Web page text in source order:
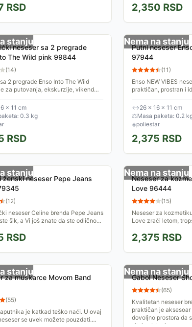
RSD 2,350 RSD
stanju
neseser sa 2 pregrade
The Wild pink 99844
(14)
2 pregrade Enso Into The Wild
za putovanja, ekskurzije, vikend
× 11 cm
0.3 kg
RSD
Nema na stanju
Putni neseser
97944
(11)
Enso NEW VIBES
praktičan, prostran i
svakodnevnu
↔26 × 16 × 11 cm
⚖Masa paketa: 0.2
◈poliestar
2,375 RSD
stanju
ženski neseser Pepe Jeans
(12)
neseser Celine brenda Pepe Jeans
šik, a Vi još znate da ste odlično
RSD
Nema na stanju
Neseser za
Love 96444
(15)
Neseser za
Love zrači letom,
taman da stane sve
2,375 RSD
stanju
za muškarce Movom Band
(55)
je katkad teško naći. U ovaj
se uvek možete pouzdati.
Nema na stanju
Gabol Neseser
(65)
Kvalitetan neseser
praktičan je
dovoljno prostora da
sitnice lako i...